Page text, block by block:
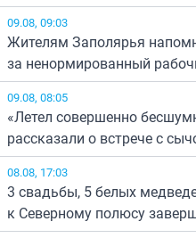
09.08, 09:03
Жителям Заполярья
за ненормированный
09.08, 08:05
«Летел совершенно
рассказали о встрече с
08.08, 17:03
3 свадьбы, 5 белых
к Северному полюсу